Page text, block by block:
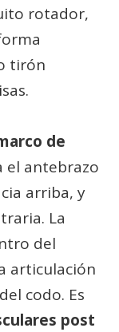
rotador,
tirón
de
el antebrazo
arriba, y
La
del
articulación
codo. Es
post